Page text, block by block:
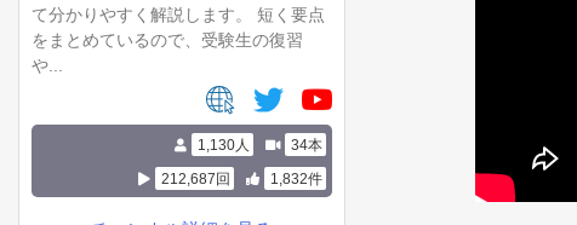
て分かりやすく解説します。 短く要点
をまとめているので、受験生の復習
や...
1,130人
34本
212,687回
1,832件